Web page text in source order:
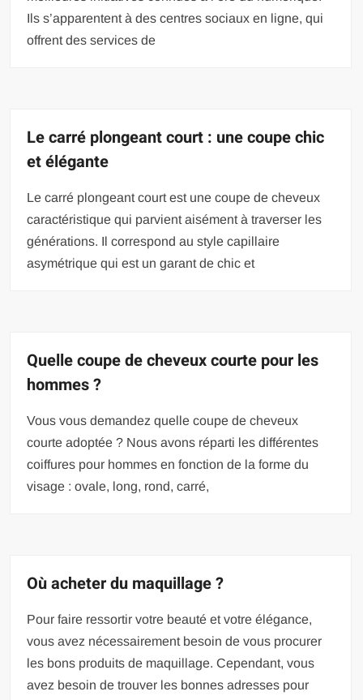
Ils s’apparentent à des centres sociaux en ligne, qui
offrent des services de
Le carré plongeant court : une coupe chic
et élégante
Le carré plongeant court est une coupe de cheveux
caractéristique qui parvient aisément à traverser les
générations. Il correspond au style capillaire
asymétrique qui est un garant de chic et
Quelle coupe de cheveux courte pour les
hommes ?
Vous vous demandez quelle coupe de cheveux
courte adoptée ? Nous avons réparti les différentes
coiffures pour hommes en fonction de la forme du
visage : ovale, long, rond, carré,
Où acheter du maquillage ?
Pour faire ressortir votre beauté et votre élégance,
vous avez nécessairement besoin de vous procurer
les bons produits de maquillage. Cependant, vous
avez besoin de trouver les bonnes adresses pour